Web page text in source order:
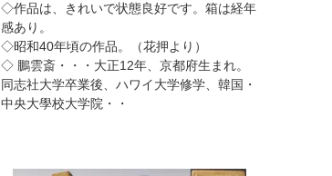
◇作品は、きれいで状態良好です。箱は経年
感あり。
◇昭和40年頃の作品。（花押より）
◇ 鵬雲斎・・・大正12年、京都府生まれ。
同志社大学卒業後、ハワイ大学修学、韓国・
中央大學校大学院・・